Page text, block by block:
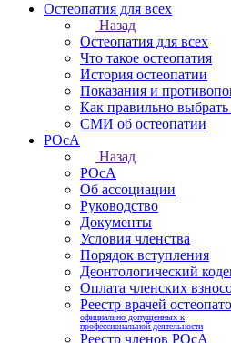
Остеопатия для всех
Назад
Остеопатия для всех
Что такое остеопатия
История остеопатии
Показания и
Как правильно
СМИ об остеопатии
РОсА
Назад
РОсА
Об ассоциации
Руководство
Документы
Условия членства
Порядок вступления
Деонтологический
Оплата членских
Реестр врачей
официально допущенных к
профессиональной деятельности
Реестр членов РОсА